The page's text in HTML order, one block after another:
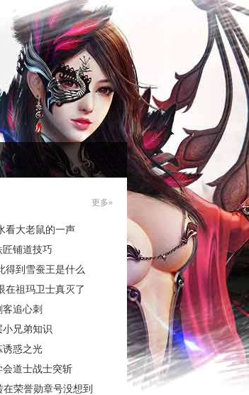
更多»
看大老鼠的一声
铺道技巧
得到雪蚕王是什么
在祖玛卫士真灭了
追心刺
兄弟知识
诱惑之光
道士战士突斩
荣誉勋章号没想到